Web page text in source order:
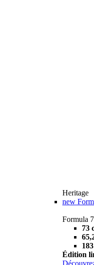
Heritage
new
Formula
73
Édition